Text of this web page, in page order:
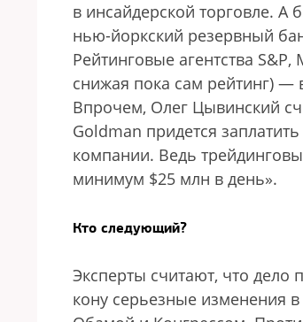
в инсайдерской торговле.
нью-йоркский резервный
Рейтинговые агентства
снижая пока сам рейтинг) —
Впрочем, Олег Цывинский
Goldman придется
компании. Ведь
минимум $25 млн в день».
Кто следующий?
Эксперты считают, что дело
кону серьезные изменения